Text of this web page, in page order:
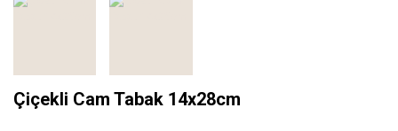
Çiçekli Cam Tabak 14x28cm